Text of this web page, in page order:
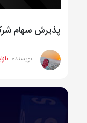
پذیرش سهام
نویسنده: